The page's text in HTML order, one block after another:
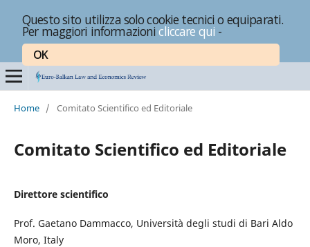
Questo sito utilizza solo cookie tecnici o equiparati.
Per maggiori informazionicliccare qui -
OK
Home / Comitato Scientifico ed Editoriale
Comitato Scientifico ed Editoriale
Direttore scientifico
Prof. Gaetano Dammacco, Università degli studi di Bari Aldo
Moro, Italy